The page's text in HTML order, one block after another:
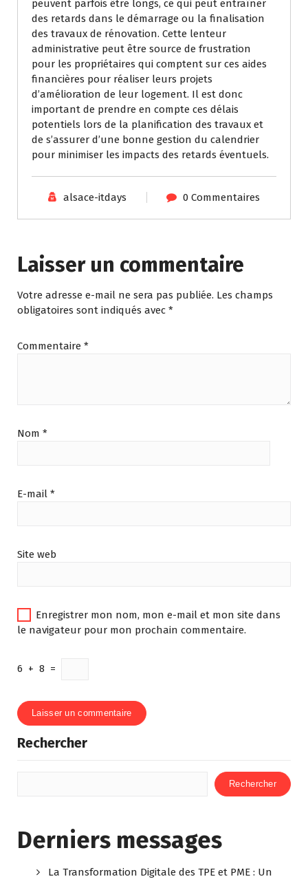
peuvent parfois être longs, ce qui peut entraîner
des retards dans le démarrage ou la finalisation
des travaux de rénovation. Cette lenteur
administrative peut être source de frustration
pour les propriétaires qui comptent sur ces aides
financières pour réaliser leurs projets
d’amélioration de leur logement. Il est donc
important de prendre en compte ces délais
potentiels lors de la planification des travaux et
de s’assurer d’une bonne gestion du calendrier
pour minimiser les impacts des retards éventuels.
alsace-itdays 0 Commentaires
Laisser un commentaire
Votre adresse e-mail ne sera pas publiée. Les champs
obligatoires sont indiqués avec *
Commentaire *
Nom *
E-mail *
Site web
Enregistrer mon nom, mon e-mail et mon site dans
le navigateur pour mon prochain commentaire.
6 + 8 =
Rechercher
Rechercher
Derniers messages
La Transformation Digitale des TPE et PME : Un